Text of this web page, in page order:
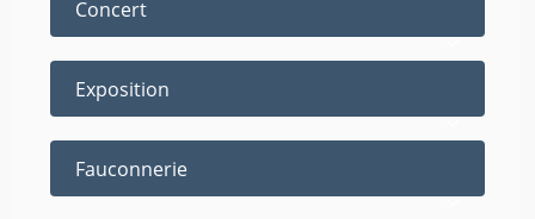
Concert
Exposition
Fauconnerie